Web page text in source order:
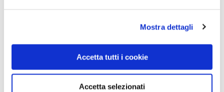
Mostra dettagli
Accetta tutti i cookie
Accetta selezionati